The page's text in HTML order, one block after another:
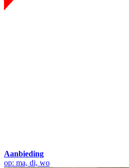
Aanbieding
op: ma, di, wo